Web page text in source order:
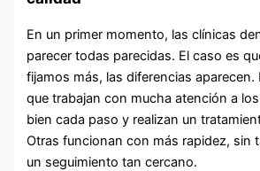
En un primer momento, las clínicas
parecer todas parecidas. El caso es
fijamos más, las diferencias
que trabajan con mucha atención a
bien cada paso y realizan un
Otras funcionan con más rapidez, sin
un seguimiento tan cercano.